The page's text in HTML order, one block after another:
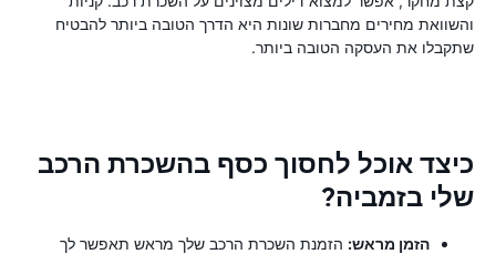
והשוואת מחירים מחברות שונות היא הדרך הטובה ביותר להבטיח
שתקבלו את העסקה הטובה ביותר.
כיצד אוכל לחסוך כסף בהשכרת הרכב
שלי בזמביה?
הזמן מראש: הזמנת השכרת הרכב שלך מראש תאפשר לך